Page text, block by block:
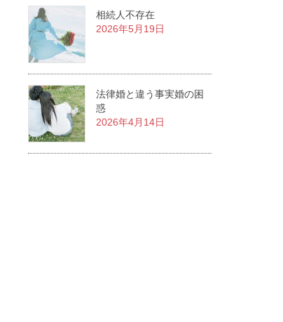
相続人不存在
2026年5月19日
法律婚と違う事実婚の困
惑
2026年4月14日